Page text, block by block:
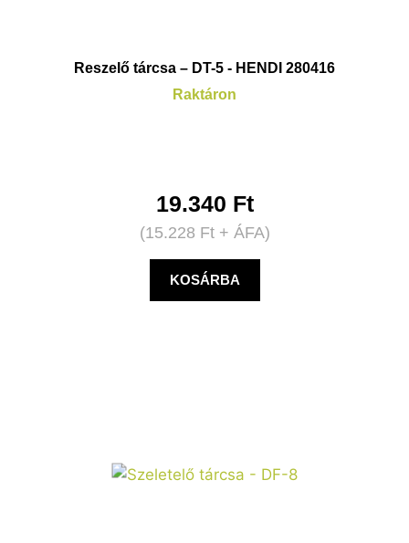
Reszelő tárcsa – DT-5 - HENDI 280416
Raktáron
19.340 Ft
(15.228 Ft+ ÁFA)
KOSÁRBA